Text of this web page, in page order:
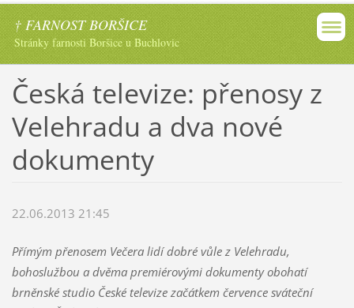
† FARNOST BORŠICE
Stránky farnosti Boršice u Buchlovic
Česká televize: přenosy z
Velehradu a dva nové
dokumenty
22.06.2013 21:45
Přímým přenosem Večera lidí dobré vůle z Velehradu,
bohoslužbou a dvěma premiérovými dokumenty obohatí
brněnské studio České televize začátkem července sváteční